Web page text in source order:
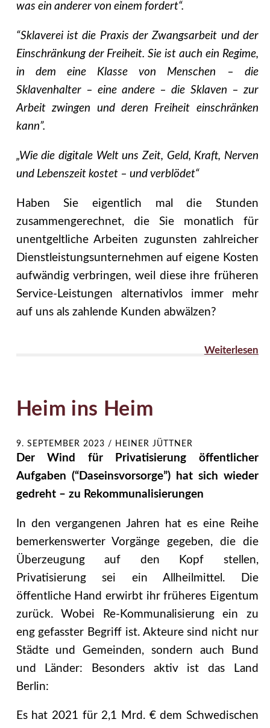
was ein anderer von einem fordert“.
“Sklaverei ist die Praxis der Zwangsarbeit und der
Einschränkung der Freiheit. Sie ist auch ein Regime,
in dem eine Klasse von Menschen – die
Sklavenhalter – eine andere – die Sklaven – zur
Arbeit zwingen und deren Freiheit einschränken
kann”.
„Wie die digitale Welt uns Zeit, Geld, Kraft, Nerven
und Lebenszeit kostet – und verblödet“
Haben Sie eigentlich mal die Stunden
zusammengerechnet, die Sie monatlich für
unentgeltliche Arbeiten zugunsten zahlreicher
Dienstleistungsunternehmen auf eigene Kosten
aufwändig verbringen, weil diese ihre früheren
Service-Leistungen alternativlos immer mehr
auf uns als zahlende Kunden abwälzen?
Weiterlesen
Heim ins Heim
9. SEPTEMBER 2023 / HEINER JÜTTNER
Der Wind für Privatisierung öffentlicher
Aufgaben (“Daseinsvorsorge”) hat sich wieder
gedreht – zu Rekommunalisierungen
In den vergangenen Jahren hat es eine Reihe
bemerkenswerter Vorgänge gegeben, die die
Überzeugung auf den Kopf stellen,
Privatisierung sei ein Allheilmittel. Die
öffentliche Hand erwirbt ihr früheres Eigentum
zurück. Wobei Re-Kommunalisierung ein zu
eng gefasster Begriff ist. Akteure sind nicht nur
Städte und Gemeinden, sondern auch Bund
und Länder: Besonders aktiv ist das Land
Berlin:
Es hat 2021 für 2,1 Mrd. € dem Schwedischen